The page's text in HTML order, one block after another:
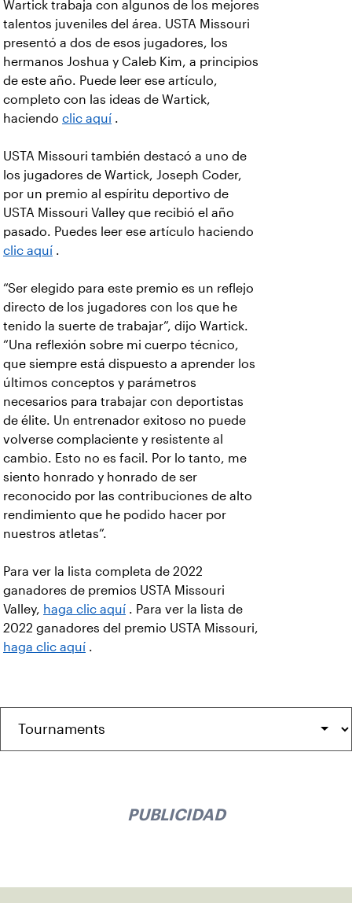
Wartick trabaja con algunos de los mejores
talentos juveniles del área. USTA Missouri
presentó a dos de esos jugadores, los
hermanos Joshua y Caleb Kim, a principios
de este año. Puede leer ese artículo,
completo con las ideas de Wartick,
haciendo clic aquí .
USTA Missouri también destacó a uno de
los jugadores de Wartick, Joseph Coder,
por un premio al espíritu deportivo de
USTA Missouri Valley que recibió el año
pasado. Puedes leer ese artículo haciendo
clic aquí .
“Ser elegido para este premio es un reflejo
directo de los jugadores con los que he
tenido la suerte de trabajar”, dijo Wartick.
“Una reflexión sobre mi cuerpo técnico,
que siempre está dispuesto a aprender los
últimos conceptos y parámetros
necesarios para trabajar con deportistas
de élite. Un entrenador exitoso no puede
volverse complaciente y resistente al
cambio. Esto no es facil. Por lo tanto, me
siento honrado y honrado de ser
reconocido por las contribuciones de alto
rendimiento que he podido hacer por
nuestros atletas”.
Para ver la lista completa de 2022
ganadores de premios USTA Missouri
Valley, haga clic aquí . Para ver la lista de
2022 ganadores del premio USTA Missouri,
haga clic aquí .
PUBLICIDAD